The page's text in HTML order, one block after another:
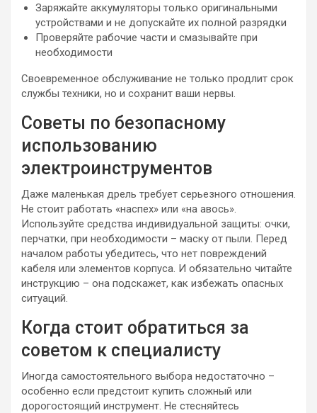
Заряжайте аккумуляторы только оригинальными
устройствами и не допускайте их полной разрядки
Проверяйте рабочие части и смазывайте при
необходимости
Своевременное обслуживание не только продлит срок
службы техники, но и сохранит ваши нервы.
Советы по безопасному
использованию
электроинструментов
Даже маленькая дрель требует серьезного отношения.
Не стоит работать «наспех» или «на авось».
Используйте средства индивидуальной защиты: очки,
перчатки, при необходимости – маску от пыли. Перед
началом работы убедитесь, что нет повреждений
кабеля или элементов корпуса. И обязательно читайте
инструкцию – она подскажет, как избежать опасных
ситуаций.
Когда стоит обратиться за
советом к специалисту
Иногда самостоятельного выбора недостаточно –
особенно если предстоит купить сложный или
дорогостоящий инструмент. Не стесняйтесь